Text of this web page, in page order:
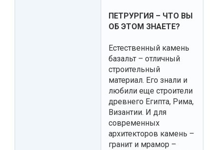
ПЕТРУРГИЯ – ЧТО ВЫ
ОБ ЭТОМ ЗНАЕТЕ?
Естественный камень
базальт – отличный
строительный
материал. Его знали и
любили еще строители
древнего Египта, Рима,
Византии. И для
современных
архитекторов камень –
гранит и мрамор –